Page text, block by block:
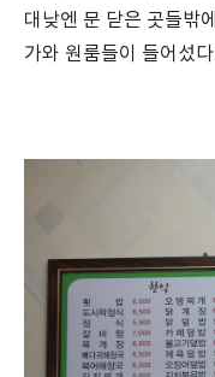
대낮엔 문 닫은 곳들밖
가와 원룸들이 들어섰